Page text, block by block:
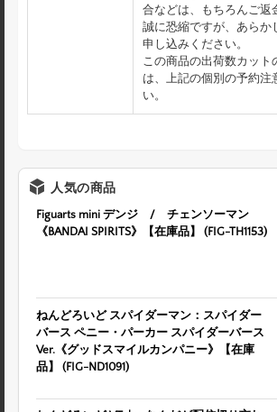
合などは、もちろんご返
誠に恐縮ですが、あらか
申し込みください。
この商品の出荷数カット
は、上記の個別の予約注
い。
人気の商品
Figuarts mini デンジ / チェンソーマン
《BANDAI SPIRITS》【在庫品】 (FIG-TH1153)
ねんどろいど スパイダーマン：スパイダー
バース ペニー・パーカー スパイダーバース
Ver.《グッドスマイルカンパニー》【在庫
品】 (FIG-ND1091)